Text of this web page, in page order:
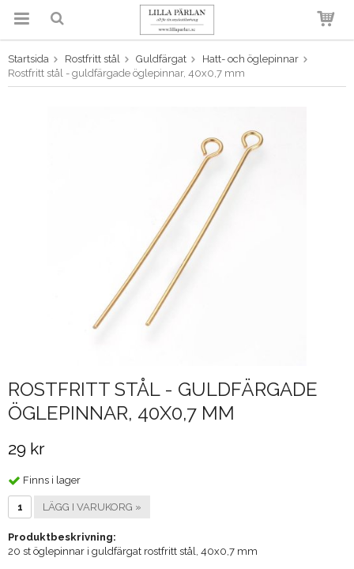
Produkten har blivit tillagd i
varukorgen
Startsida Rostfritt stål Guldfärgat
Hatt- och öglepinnar
Rostfritt stål - guldfärgade öglepinnar, 40x0,7 mm
ROSTFRITT STÅL - GULDFÄRGADE
ÖGLEPINNAR, 40X0,7 MM
29 kr
Finns i lager
LÄGG I VARUKORG »
Produktbeskrivning:
20 st öglepinnar i guldfärgat rostfritt stål, 40x0,7 mm